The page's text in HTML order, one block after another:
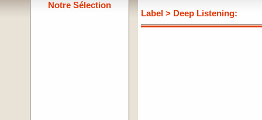
Notre Sélection
Label > Deep Listening: